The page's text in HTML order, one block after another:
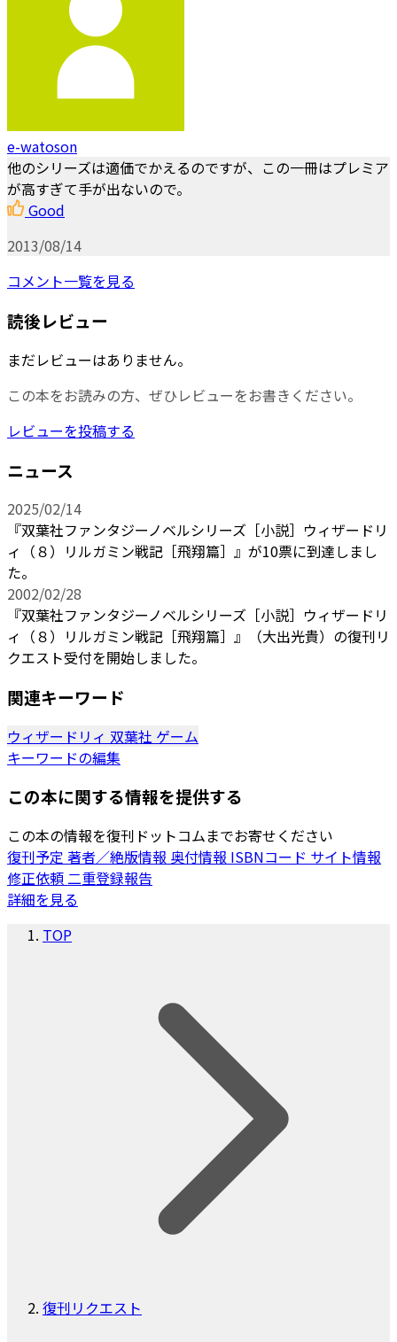
e-watoson
他のシリーズは適価でかえるのですが、この一冊はプレミア
が高すぎて手が出ないので。
Good
2013/08/14
コメント一覧を見る
読後レビュー
まだレビューはありません。
この本をお読みの方、ぜひレビューをお書きください。
レビューを投稿する
ニュース
2025/02/14
『双葉社ファンタジーノベルシリーズ［小説］ウィザードリ
ィ（８）リルガミン戦記［飛翔篇］』が10票に到達しまし
た。
2002/02/28
『双葉社ファンタジーノベルシリーズ［小説］ウィザードリ
ィ（８）リルガミン戦記［飛翔篇］』（大出光貴）の復刊リ
クエスト受付を開始しました。
関連キーワード
ウィザードリィ 双葉社 ゲーム
キーワードの編集
この本に関する情報を提供する
この本の情報を復刊ドットコムまでお寄せください
復刊予定 著者／絶版情報 奥付情報 ISBNコード サイト情報
修正依頼二重登録報告
詳細を見る
TOP
復刊リクエスト